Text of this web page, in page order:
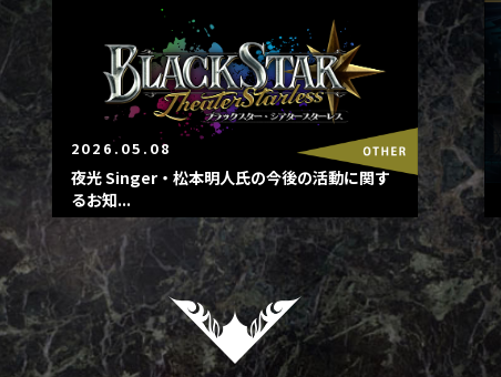
2026.05.08
夜光 Singer・松本明人氏の今後の活動に関す
るお知...